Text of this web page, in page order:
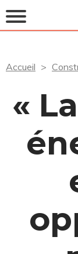
Accueil
«